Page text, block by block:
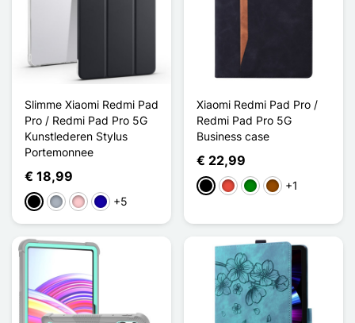
Slimme Xiaomi Redmi Pad
Pro / Redmi Pad Pro 5G
Kunstlederen Stylus
Portemonnee
€ 18,99
ZwartGrijsRozeDonkerblauw
+5
Xiaomi Redmi Pad Pro /
Redmi Pad Pro 5G
Business case
€ 22,99
ZwartRoodGroenBruin+1